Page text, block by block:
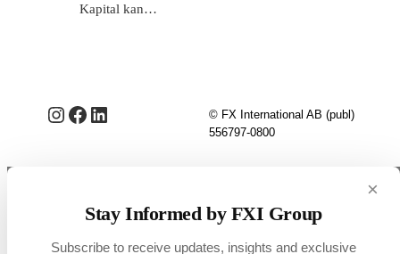
Kapital kan…
Instagram
Facebook
LinkedIn
© FX International AB (publ)
556797-0800
×
Stay Informed by FXI Group
Subscribe to receive updates, insights and exclusive